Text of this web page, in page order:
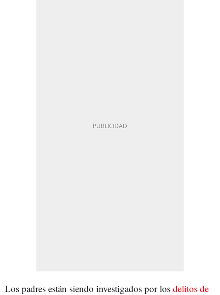
Los padres están siendo investigados por los delitos de